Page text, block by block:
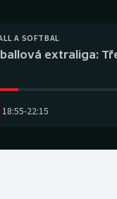
volejbal
A SOFTBAL
extraliga:
18:55-22:15